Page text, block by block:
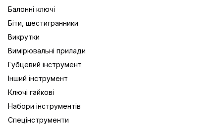
Балонні ключі
Біти, шестигранники
Викрутки
Вимірювальні прилади
Губцевий інструмент
Інший інструмент
Ключі гайкові
Набори інструментів
Спецінструменти